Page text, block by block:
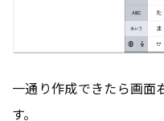
一通り作成できたら画面
す。